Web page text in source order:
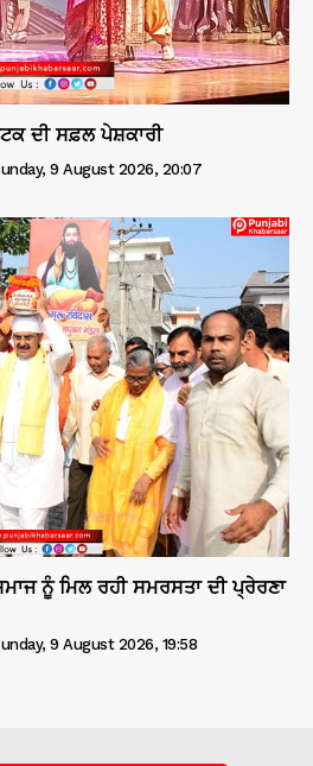
ਦੀ ਸਫ਼ਲ ਪੇਸ਼ਕਾਰੀ
9 August 2026, 20:07
ਨੂੰ ਮਿਲ ਰਹੀ ਸਮਰਸਤਾ ਦੀ ਪ੍ਰੇਰਣਾ
9 August 2026, 19:58